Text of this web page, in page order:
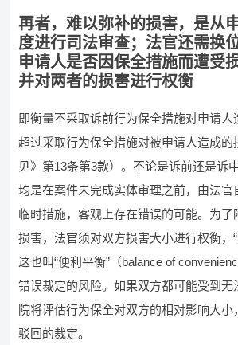
再者，难以弥补的损害，是从
度进行司法审查；法官还需换
申请人是否因保全措施而遭受
并对两者的损害进行权衡
即衡量不采取诉前行为保全措施对申请人
超过采取行为保全措施对被申请人造成的
见》第13条第3款）。不论是诉前还是诉
均是在案件未完成实体审理之前，由法官
临时措施，客观上存在错误的可能。为了
损害，法官须对双方损害大小进行权衡，“
这也叫“便利平衡”（balance of
错误裁定的风险。如果双方都可能受到无
院将评估行为保全对双方的相对影响大小
驳回的裁定。